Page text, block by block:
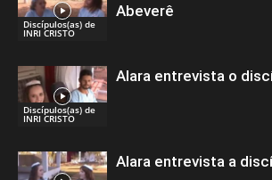
Discípulos(as) de
INRI CRISTO
Abeverê
Discípulos(as) de
INRI CRISTO
Alara entrevista o
Alara entrevista a